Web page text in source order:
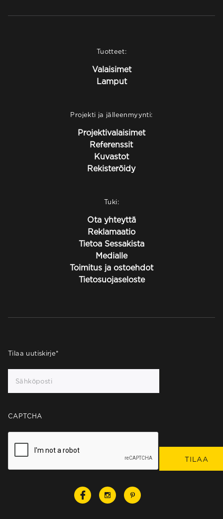
Tuotteet:
Valaisimet
Lamput
Projekti ja jälleenmyynti:
Projektivalaisimet
Referenssit
Kuvastot
Rekisteröidy
Tuki:
Ota yhteyttä
Reklamaatio
Tietoa Sessakista
Medialle
Toimitus ja ostoehdot
Tietosuojaseloste
Tilaa uutiskirje*
CAPTCHA